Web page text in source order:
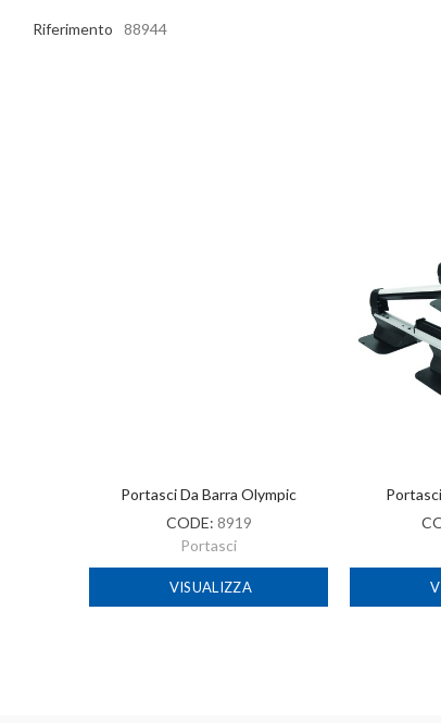
Riferimento 88944
Portasci Da Barra Olympic
CODE: 8919
Portasci
VISUALIZZA